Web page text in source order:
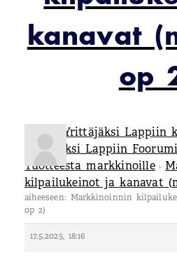
kanavat
op
Tietoa Yrittäjäksi Lappiin
Yrittäjäksi Lappiin Foorumi
Tuotteesta markkinoille ›
kilpailukeinot ja kanavat
aiheeseen: Markkinoinnin
op 2)
17.5.2025, 18:16